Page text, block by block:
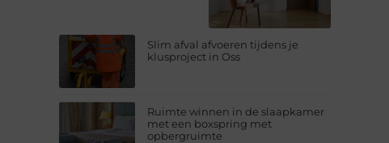
Slim afval afvoeren tijdens je
klusproject in Oss
Ruimte winnen in de slaapkamer
met een boxspring met
opbergruimte